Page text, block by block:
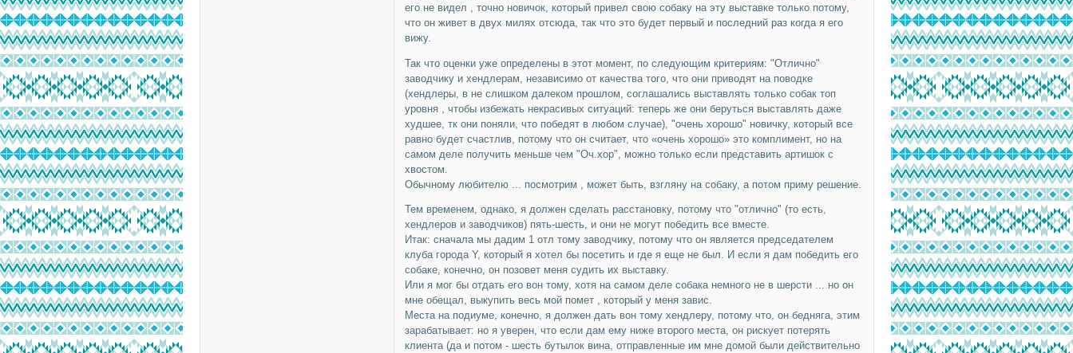
его не видел , точно новичок, который привел свою собаку на эту выставке только потому,
что он живет в двух милях отсюда, так что это будет первый и последний раз когда я его
вижу.
Так что оценки уже определены в этот момент, по следующим критериям: "Отлично"
заводчику и хендлерам, независимо от качества того, что они приводят на поводке
(хендлеры, в не слишком далеком прошлом, соглашались выставлять только собак топ
уровня , чтобы избежать некрасивых ситуаций: теперь же они беруться выставлять даже
худшее, тк они поняли, что победят в любом случае), "очень хорошо" новичку, который все
равно будет счастлив, потому что он считает, что «очень хорошо» это комплимент, но на
самом деле получить меньше чем "Оч.хор", можно только если представить артишок с
хвостом.
Обычному любителю ... посмотрим , может быть, взгляну на собаку, а потом приму решение.
Тем временем, однако, я должен сделать расстановку, потому что "отлично" (то есть,
хендлеров и заводчиков) пять-шесть, и они не могут победить все вместе.
Итак: сначала мы дадим 1 отл тому заводчику, потому что он является председателем
клуба города Y, который я хотел бы посетить и где я еще не был. И если я дам победить его
собаке, конечно, он позовет меня судить их выставку.
Или я мог бы отдать его вон тому, хотя на самом деле собака немного не в шерсти ... но он
мне обещал, выкупить весь мой помет , который у меня завис.
Места на подиуме, конечно, я должен дать вон тому хендлеру, потому что, он бедняга, этим
зарабатывает: но я уверен, что если дам ему ниже второго места, он рискует потерять
клиента (да и потом - шесть бутылок вина, отправленные им мне домой были действительно